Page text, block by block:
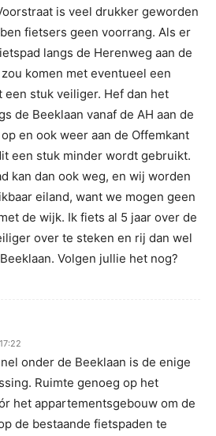
is veel drukker geworden
fietsers geen voorrang. Als er
langs de Herenweg aan de
komen met eventueel een
een stuk veiliger. Hef dan het
de Beeklaan vanaf de AH aan de
en ook weer aan de Offemkant
een stuk minder wordt gebruikt.
kan dan ook weg, en wij worden
eiland, want we mogen geen
de wijk. Ik fiets al 5 jaar over de
over te steken en rij dan wel
Volgen jullie het nog?
onder de Beeklaan is de enige
Ruimte genoeg op het
het appartementsgebouw om de
de bestaande fietspaden te